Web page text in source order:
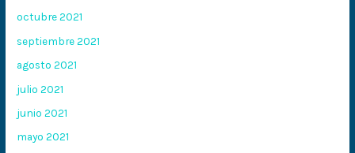
octubre 2021
septiembre 2021
agosto 2021
julio 2021
junio 2021
mayo 2021